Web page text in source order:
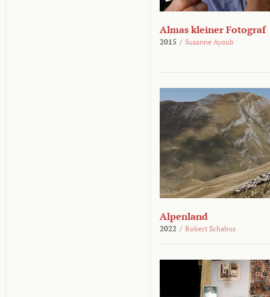
Almas kleiner Fotograf
2015 / Susanne Ayoub
Alpenland
2022 / Robert Schabus